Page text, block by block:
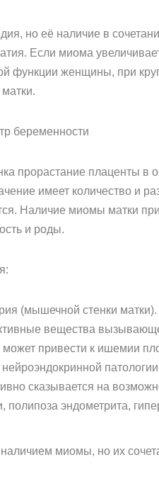
но её наличие в
Если миома
функции женщины, при
беременности
прорастание плаценты в
имеет количество и
Наличие миомы матки
и роды.
(мышечной стенки
вещества
привести к ишемии
сказывается на
полипоза эндометрита,
миомы, но их